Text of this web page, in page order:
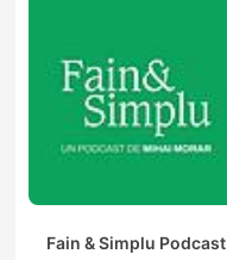
Fain & Simplu Podcast